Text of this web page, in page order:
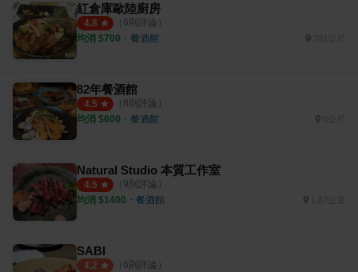
紅倉庫歐陸廚房
4.8 （ 6則評論）
均消 $700 ・ 餐酒館
82年餐酒館
4.5 （ 8則評論）
均消 $600 ・ 餐酒館
Natural Studio 本質工作室
4.5 （ 9則評論）
均消 $1400 ・ 餐酒館
SABI
4.2 （ 6則評論）